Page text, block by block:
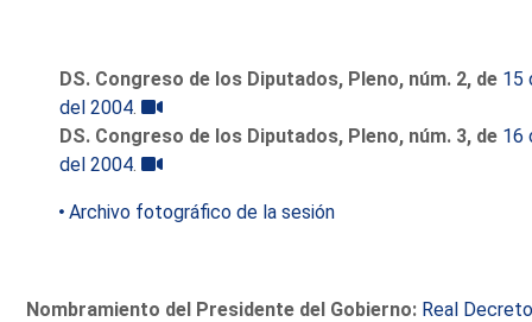
DS. Congreso de los Diputados, Pleno, núm. 2, de 15
del 2004 .
DS. Congreso de los Diputados, Pleno, núm. 3, de 16
del 2004 .
Archivo fotográfico de la sesión
Nombramiento del Presidente del Gobierno: Real